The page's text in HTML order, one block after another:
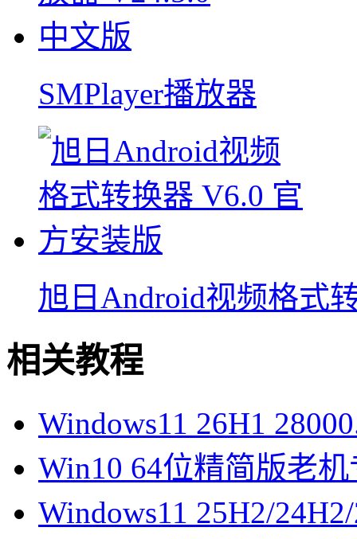
SMPlayer播放器
旭日Android视频格式
相关教程
Windows11 26H1
Win10 64位精简版老
Windows11 25H2/